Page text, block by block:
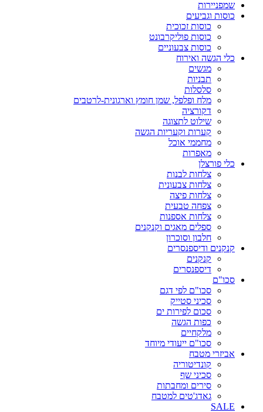
שמפניירות
כוסות וגביעים
כוסות זכוכית
כוסות פוליקרבונט
כוסות צבעוניים
כלי הגשה ואירוח
מגשים
תבניות
סלסלות
מלח ופלפל, שמן חומץ וארגונית-לרטבים
דקורציה
שילוט לתצוגה
קערות וקעריות הגשה
מחממי אוכל
מאפרות
כלי פורצלן
צלחות לבנות
צלחות צבעונית
צלחות פיצה
צפחה טבעית
צלחות אספנות
ספלים מאגים וקנקנים
חלבון וסוכרון
קנקנים ודיספנסרים
קנקנים
דיספנסרים
סכו"ם
סכו"ם לפי דגם
סכיני סטייק
סכום לפירות ים
כפות הגשה
מלקחיים
סכו"ם ייעודי מיוחד
אביזרי מטבח
קונדיטוריה
סכיני שף
סירים ומחבתות
גאדג'טים למטבח
SALE